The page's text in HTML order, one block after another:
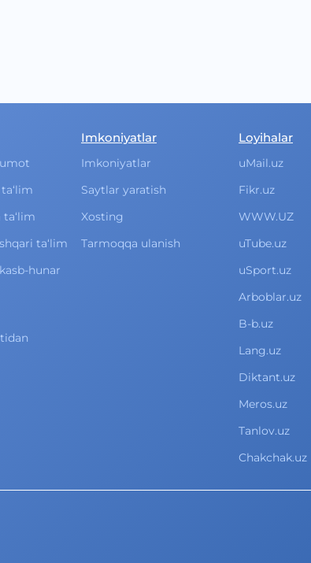
ta‘lim
hunar
Imkoniyatlar
Imkoniyatlar
Saytlar yaratish
Xosting
Tarmoqqa ulanish
Loyihalar
uMail.uz
Fikr.uz
WWW.UZ
uTube.uz
uSport.uz
Arboblar.uz
B-b.uz
Lang.uz
Diktant.uz
Meros.uz
Tanlov.uz
Chakchak.uz